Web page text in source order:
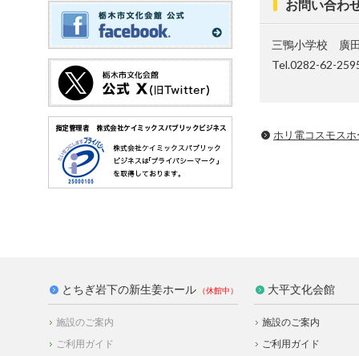
お問い合わ
三鴨小学校 廣
Tel.0282-62-
ホリ電コスモス
とちぎ岩下の新生姜ホール
施設のご案内
ご利用ガイド
大平文化会館
施設のご案内
ご利用ガイド